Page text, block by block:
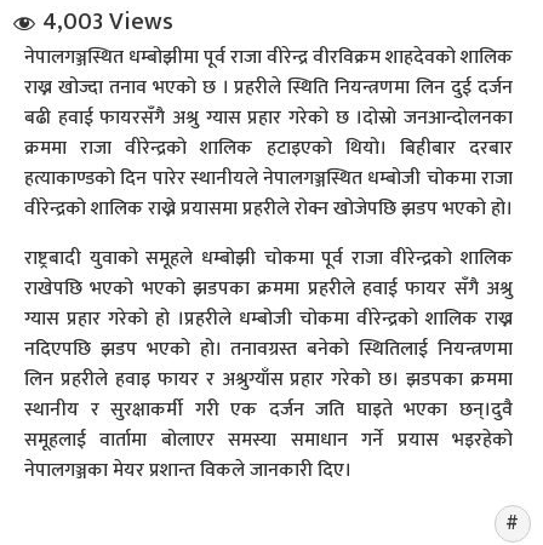
संवाद
4,003 Views
नेपालगञ्जस्थित धम्बोझीमा पूर्व राजा वीरेन्द्र वीरविक्रम शाहदेवको शालिक
राख्न खोज्दा तनाव भएको छ । प्रहरीले स्थिति नियन्त्रणमा लिन दुई दर्जन
बढी हवाई फायरसँगै अश्रु ग्यास प्रहार गरेको छ ।दोस्रो जनआन्दोलनका
क्रममा राजा वीरेन्द्रको शालिक हटाइएको थियो। बिहीबार दरबार
हत्याकाण्डको दिन पारेर स्थानीयले नेपालगञ्जस्थित धम्बोजी चोकमा राजा
वीरेन्द्रको शालिक राख्ने प्रयासमा प्रहरीले रोक्न खोजेपछि झडप भएको हो।
राष्ट्रबादी युवाको समूहले धम्बोझी चोकमा पूर्व राजा वीरेन्द्रको शालिक
राखेपछि भएको भएको झडपका क्रममा प्रहरीले हवाई फायर सँगै अश्रु
ग्यास प्रहार गरेको हो ।प्रहरीले धम्बोजी चोकमा वीरेन्द्रको शालिक राख्न
नदिएपछि झडप भएको हो। तनावग्रस्त बनेको स्थितिलाई नियन्त्रणमा
लिन प्रहरीले हवाइ फायर र अश्रुग्याँस प्रहार गरेको छ। झडपका क्रममा
स्थानीय र सुरक्षाकर्मी गरी एक दर्जन जति घाइते भएका छन्।दुवै
समूहलाई वार्तामा बोलाएर समस्या समाधान गर्ने प्रयास भइरहेको
नेपालगञ्जका मेयर प्रशान्त विकले जानकारी दिए।